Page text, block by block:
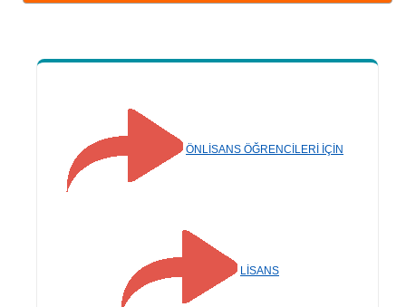
ÖNLİSANS ÖĞRENCİLERİ İÇİN
LİSANS